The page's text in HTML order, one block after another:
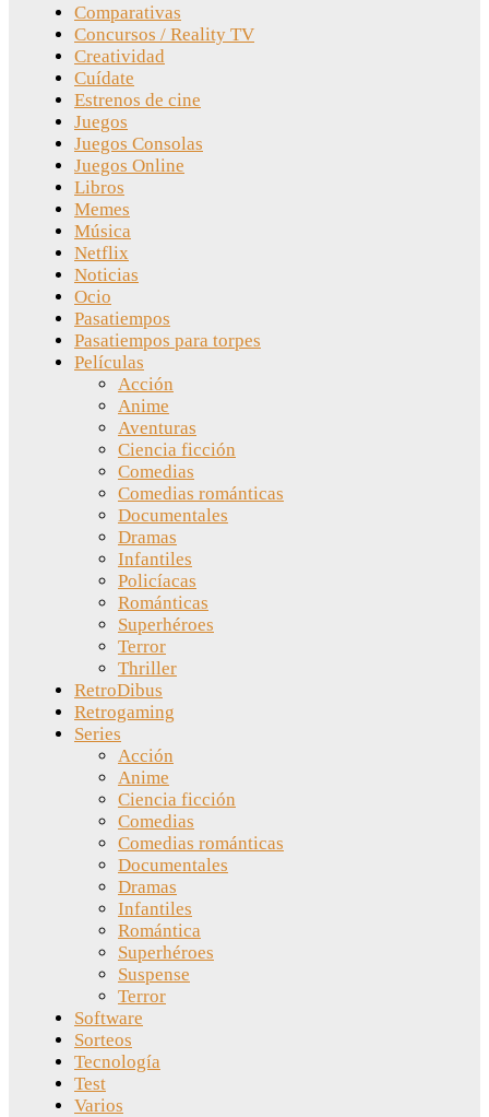
Comparativas
Concursos / Reality TV
Creatividad
Cuídate
Estrenos de cine
Juegos
Juegos Consolas
Juegos Online
Libros
Memes
Música
Netflix
Noticias
Ocio
Pasatiempos
Pasatiempos para torpes
Películas
Acción
Anime
Aventuras
Ciencia ficción
Comedias
Comedias románticas
Documentales
Dramas
Infantiles
Policíacas
Románticas
Superhéroes
Terror
Thriller
RetroDibus
Retrogaming
Series
Acción
Anime
Ciencia ficción
Comedias
Comedias románticas
Documentales
Dramas
Infantiles
Romántica
Superhéroes
Suspense
Terror
Software
Sorteos
Tecnología
Test
Varios